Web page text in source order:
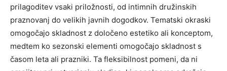
prilagoditev vsaki priložnosti, od intimnih družinskih
praznovanj do velikih javnih dogodkov. Tematski okraski
omogočajo skladnost z določeno estetiko ali konceptom,
medtem ko sezonski elementi omogočajo skladnost s
časom leta ali prazniki. Ta fleksibilnost pomeni, da ni